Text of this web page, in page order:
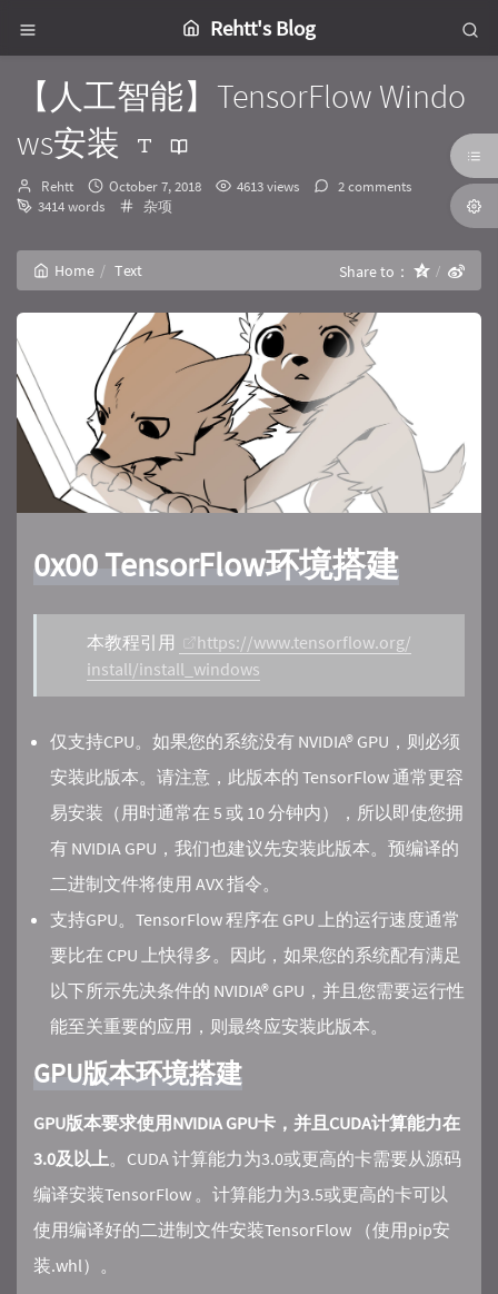
Rehtt's Blog
【人工智能】TensorFlow Windo
ws安装
Author：
Rehtt
发
布
October 7, 2018 4613 views
2 comments
3414 words
Categories：
杂项
Home Text Share to：
0x00 TensorFlow环境搭建
本教程引用
https://www.tensorflow.org/
install/install_windows
仅支持CPU。如果您的系统没有 NVIDIA® GPU，则必须
安装此版本。请注意，此版本的 TensorFlow 通常更容
易安装（用时通常在 5 或 10 分钟内），所以即使您拥
有 NVIDIA GPU，我们也建议先安装此版本。预编译的
二进制文件将使用 AVX 指令。
支持GPU。TensorFlow 程序在 GPU 上的运行速度通常
要比在 CPU 上快得多。因此，如果您的系统配有满足
以下所示先决条件的 NVIDIA® GPU，并且您需要运行性
能至关重要的应用，则最终应安装此版本。
GPU版本环境搭建
GPU版本要求使用NVIDIA GPU卡，并且CUDA计算能力在
3.0及以上。CUDA 计算能力为3.0或更高的卡需要从源码
编译安装TensorFlow 。计算能力为3.5或更高的卡可以
使用编译好的二进制文件安装TensorFlow （使用pip安
装.whl）。